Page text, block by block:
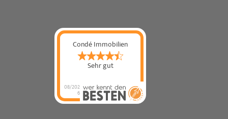
Condé Immobilien
Sehr gut
08/202
6